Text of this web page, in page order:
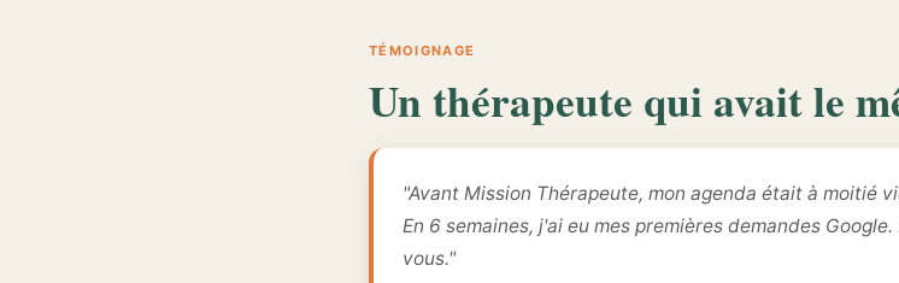
TÉMOIGNAGE
Un thérapeute qui avait le
"Avant Mission Thérapeute, mon agenda était à moitié
En 6 semaines, j'ai eu mes premières demandes
vous."